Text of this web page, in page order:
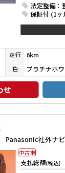
法定整備：
保証付 (1
走行 6km
色
せ
支払総額(税込)
中古車